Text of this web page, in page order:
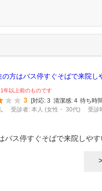
方はバス停すぐそばで来院し
年以上前のものです
3 対応: 3 清潔感: 4 待ち時
受診者: 本人 (女性・ 30代) 受診
バス停すぐそばで来院しやす